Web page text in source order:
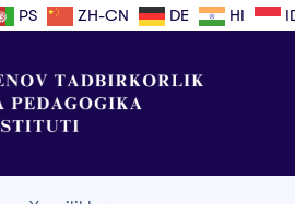
PS ZH-CN DE HI